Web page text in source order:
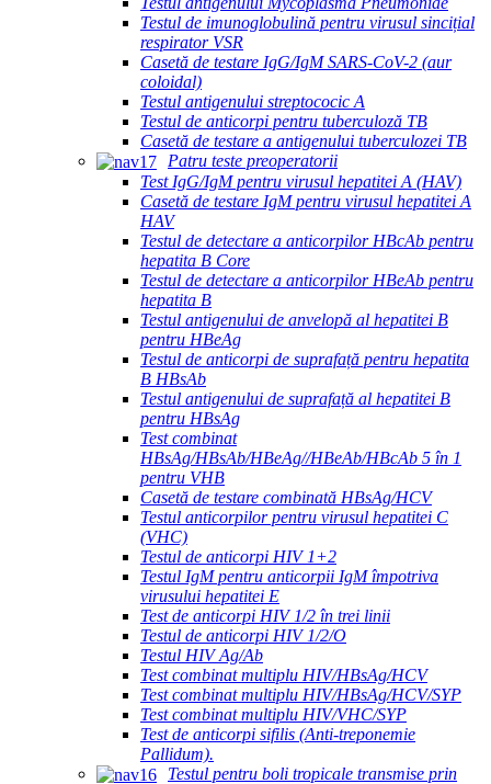
Testul de imunoglobulină pentru virusul sincițial
respirator VSR
Casetă de testare IgG/IgM SARS-CoV-2 (aur
coloidal)
Testul antigenului streptococic A
Testul de anticorpi pentru tuberculoză TB
Casetă de testare a antigenului tuberculozei TB
Patru teste preoperatorii
Test IgG/IgM pentru virusul hepatitei A (HAV)
Casetă de testare IgM pentru virusul hepatitei A
HAV
Testul de detectare a anticorpilor HBcAb pentru
hepatita B Core
Testul de detectare a anticorpilor HBeAb pentru
hepatita B
Testul antigenului de anvelopă al hepatitei B
pentru HBeAg
Testul de anticorpi de suprafață pentru hepatita
B HBsAb
Testul antigenului de suprafață al hepatitei B
pentru HBsAg
Test combinat
HBsAg/HBsAb/HBeAg//HBeAb/HBcAb 5 în 1
pentru VHB
Casetă de testare combinată HBsAg/HCV
Testul anticorpilor pentru virusul hepatitei C
(VHC)
Testul de anticorpi HIV 1+2
Testul IgM pentru anticorpii IgM împotriva
virusului hepatitei E
Test de anticorpi HIV 1/2 în trei linii
Testul de anticorpi HIV 1/2/O
Testul HIV Ag/Ab
Test combinat multiplu HIV/HBsAg/HCV
Test combinat multiplu HIV/HBsAg/HCV/SYP
Test combinat multiplu HIV/VHC/SYP
Test de anticorpi sifilis (Anti-treponemie
Pallidum).
Testul pentru boli tropicale transmise prin